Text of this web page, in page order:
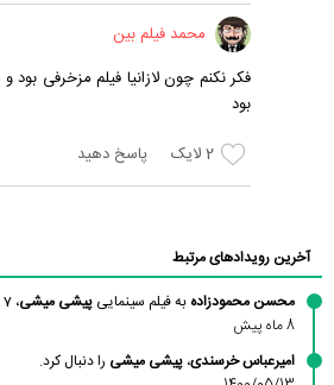
محمد فیلم بین
فکر نکنم چون لازانیا فیلم مزخرفی بود
بود
2لایک پاسخ دهید
آخرین رویدادهای مرتبط
محسن محمودزاده به فیلم سینمایی پیشی میشی، 7 ستاره داد.
8 ماه پیش
امیرعباس خرسندی، پیشی میشی را دنبال کرد.